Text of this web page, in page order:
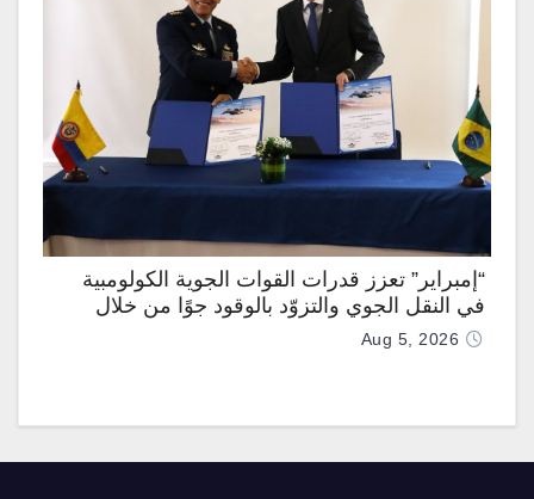
“إمبراير” تعزز قدرات القوات الجوية الكولومبية
في النقل الجوي والتزوّد بالوقود جوًا من خلال
تزويدها بطائرتي “كيه سي-390 ميلينيوم”
Aug 5, 2026